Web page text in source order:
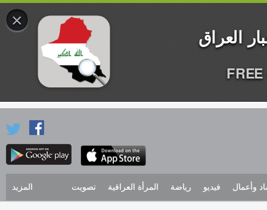
وأعمال فيديو رياضة المرأة العراقية تصويت المزيد
×